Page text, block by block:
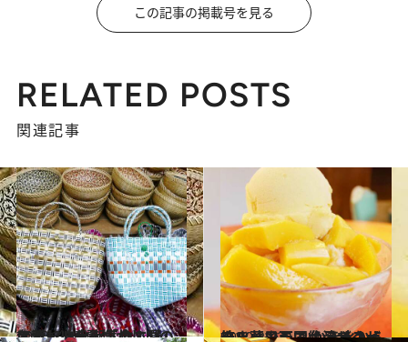
この記事の掲載号を見る
RELATED POSTS
関連記事
2020.2.19
台湾・迪化街「食＆買」スポット6選 懐かしいのに新しい大人気のエリア！
旅＆お出かけ 2020.2.22
フルーツ天国台湾でスイーツハント♡ かき氷から焼き菓子まで絶品ザクザク
旅＆お出かけ